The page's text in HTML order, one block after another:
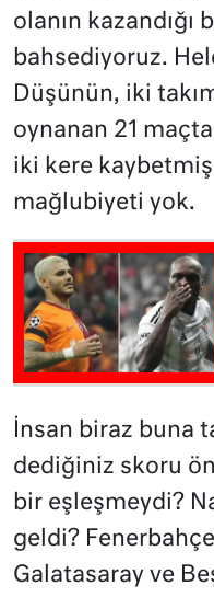
olanın kazandığı
bahsediyoruz.
Düşünün, iki
oynanan 21
iki kere
mağlubiyeti yok.
İnsan biraz buna
dediğiniz skoru
bir eşleşmeydi?
geldi?
Galatasaray ve